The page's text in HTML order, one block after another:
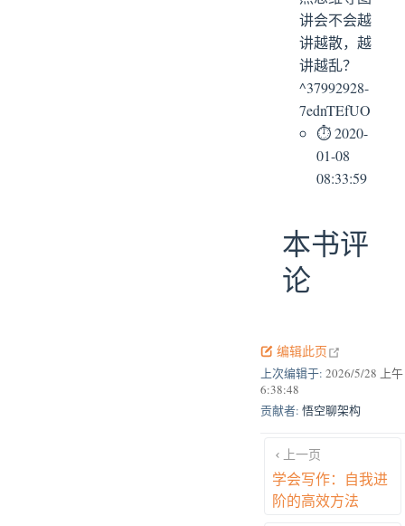
讲会不会越
讲越散，越
讲越乱？
^37992928-
7ednTEfUO
⏱ 2020-
01-08
08:33:59
本书评
论
编辑此页
上次编辑于: 2026/5/28 上午
6:38:48
贡献者: 悟空聊架构
上一页
学会写作：自我进
阶的高效方法